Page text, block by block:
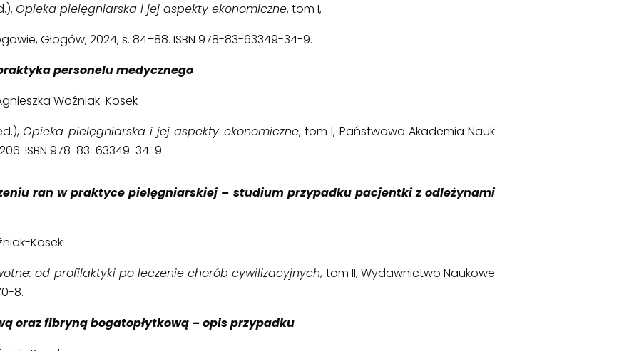
Opieka pielęgniarska i jej aspekty ekonomiczne, tom I,
Głogów, 2024, s. 84–88. ISBN 978-83-63349-34-9.
personelu medycznego
Woźniak-Kosek
Opieka pielęgniarska i jej aspekty ekonomiczne, tom I, Państwowa Akademia Nauk
ISBN 978-83-63349-34-9.
ran w praktyce pielęgniarskiej – studium przypadku pacjentki z odleżynami
Kosek
od profilaktyki po leczenie chorób cywilizacyjnych, tom II, Wydawnictwo Naukowe
8.
oraz fibryną bogatopłytkową – opis przypadku